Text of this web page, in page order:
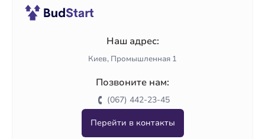
Наш адрес:
Киев, Промышленная 1
Позвоните нам:
(067) 442-23-45
Перейти в контакты